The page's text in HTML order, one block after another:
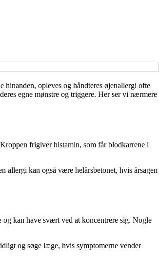
opleves og håndteres øjenallergi ofte
egne mønstre og triggere. Her ser vi nærmere
frigiver histamin, som får blodkarrene i
allergi kan også være helårsbetonet, hvis årsagen
kan have svært ved at koncentrere sig. Nogle
og søge læge, hvis symptomerne vender